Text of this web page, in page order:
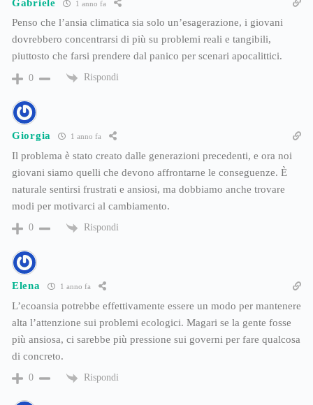
Gabriele 1 anno fa
Penso che l’ansia climatica sia solo un’esagerazione, i giovani
dovrebbero concentrarsi di più su problemi reali e tangibili,
piuttosto che farsi prendere dal panico per scenari apocalittici.
0 Rispondi
Giorgia 1 anno fa
Il problema è stato creato dalle generazioni precedenti, e ora noi
giovani siamo quelli che devono affrontarne le conseguenze. È
naturale sentirsi frustrati e ansiosi, ma dobbiamo anche trovare
modi per motivarci al cambiamento.
0 Rispondi
Elena 1 anno fa
L’ecoansia potrebbe effettivamente essere un modo per mantenere
alta l’attenzione sui problemi ecologici. Magari se la gente fosse
più ansiosa, ci sarebbe più pressione sui governi per fare qualcosa
di concreto.
0 Rispondi